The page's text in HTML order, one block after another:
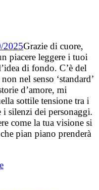
2025Grazie di cuore,
piacere leggere i tuoi
di fondo. C’è del
nel senso ‘standard’
d’amore, mi
sottile tensione tra i
silenzi dei personaggi.
come la tua visione si
pian piano prenderà